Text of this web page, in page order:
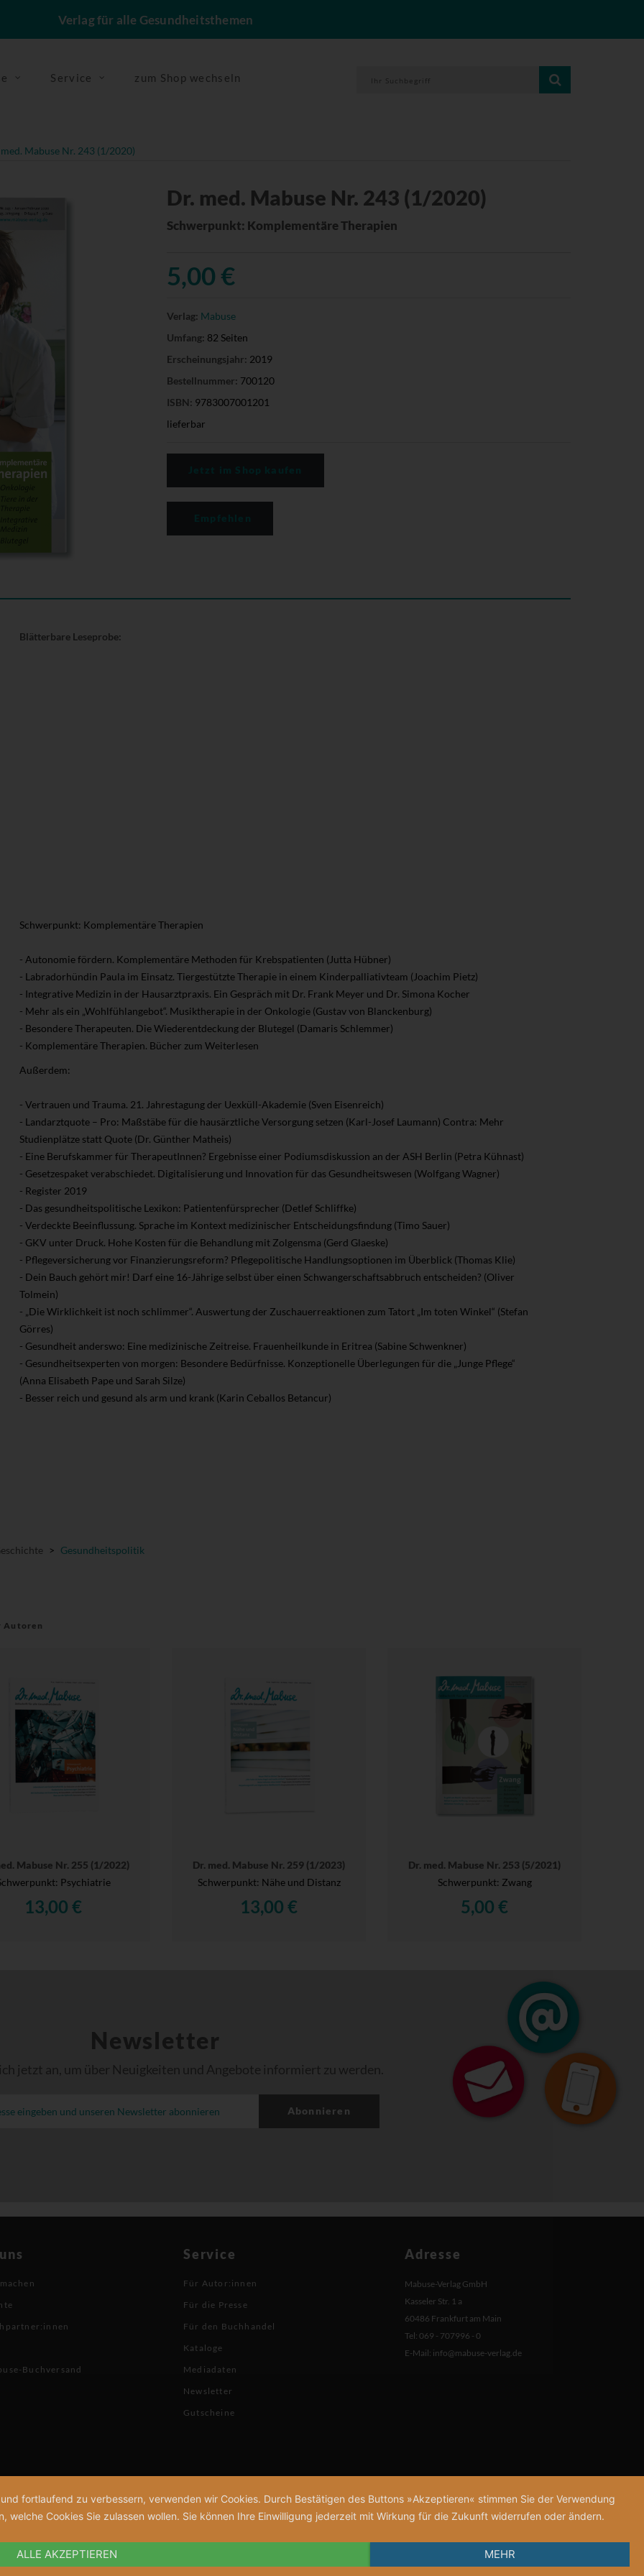
Verlag für alle Gesundheitsthemen
Service zum Shop wechseln
Mabuse Nr. 243 (1/2020)
Dr. med. Mabuse Nr. 243 (1/2020)
Schwerpunkt: Komplementäre Therapien
5,00 €
Verlag: Mabuse
Umfang: 82 Seiten
Erscheinungsjahr: 2019
Bestellnummer: 700120
ISBN: 9783007001201
lieferbar
Blätterbare Leseprobe:
Schwerpunkt: Komplementäre Therapien
- Autonomie fördern. Komplementäre Methoden für Krebspatienten (Jutta Hübner)
- Labradorhündin Paula im Einsatz. Tiergestützte Therapie in einem Kinderpalliativteam (Joachim Pietz)
- Integrative Medizin in der Hausarztpraxis. Ein Gespräch mit Dr. Frank Meyer und Dr. Simona Kocher
- Mehr als ein „Wohlfühlangebot“. Musiktherapie in der Onkologie (Gustav von Blanckenburg)
- Besondere Therapeuten. Die Wiederentdeckung der Blutegel (Damaris Schlemmer)
- Komplementäre Therapien. Bücher zum Weiterlesen
Außerdem:
- Vertrauen und Trauma. 21. Jahrestagung der Uexküll-Akademie (Sven Eisenreich)
- Landarztquote – Pro: Maßstäbe für die hausärztliche Versorgung setzen (Karl-Josef Laumann) Contra: Mehr
Studienplätze statt Quote (Dr. Günther Matheis)
- Eine Berufskammer für TherapeutInnen? Ergebnisse einer Podiumsdiskussion an der ASH Berlin (Petra Kühnast)
- Gesetzespaket verabschiedet. Digitalisierung und Innovation für das Gesundheitswesen (Wolfgang Wagner)
- Register 2019
- Das gesundheitspolitische Lexikon: Patientenfürsprecher (Detlef Schliffke)
- Verdeckte Beeinflussung. Sprache im Kontext medizinischer Entscheidungsfindung (Timo Sauer)
- GKV unter Druck. Hohe Kosten für die Behandlung mit Zolgensma (Gerd Glaeske)
- Pflegeversicherung vor Finanzierungsreform? Pflegepolitische Handlungsoptionen im Überblick (Thomas Klie)
- Dein Bauch gehört mir! Darf eine 16-Jährige selbst über einen Schwangerschaftsabbruch entscheiden? (Oliver
Tolmein)
- „Die Wirklichkeit ist noch schlimmer“. Auswertung der Zuschauerreaktionen zum Tatort „Im toten Winkel“ (Stefan
Görres)
- Gesundheit anderswo: Eine medizinische Zeitreise. Frauenheilkunde in Eritrea (Sabine Schwenkner)
- Gesundheitsexperten von morgen: Besondere Bedürfnisse. Konzeptionelle Überlegungen für die „Junge Pflege“
(Anna Elisabeth Pape und Sarah Silze)
- Besser reich und gesund als arm und krank (Karin Ceballos Betancur)
> Gesundheitspolitik
Autoren
Mabuse Nr. 255 (1/2022)
Psychiatrie
13,00 €
Dr. med. Mabuse Nr. 259 (1/2023)
Schwerpunkt: Nähe und Distanz
13,00 €
Dr. med. Mabuse Nr. 253 (5/2021)
Schwerpunkt: Zwang
5,00 €
Newsletter
jetzt an, um über Neuigkeiten und Angebote informiert zu werden.
Abonnieren
Buchversand
Service
Für Autor:innen
Für die Presse
Für den Buchhandel
Kataloge
Mediadaten
Newsletter
Gutscheine
Adresse
Mabuse-Verlag GmbH
Kasseler Str. 1 a
60486 Frankfurt am Main
Tel: 069 - 707996 - 0
E-Mail: info@mabuse-verlag.de
fortlaufend zu verbessern, verwenden wir Cookies. Durch Bestätigen des Buttons »Akzeptieren« stimmen Sie der Verwendung
welche Cookies Sie zulassen wollen. Sie können Ihre Einwilligung jederzeit mit Wirkung für die Zukunft widerrufen oder ändern.
ALLE AKZEPTIEREN MEHR